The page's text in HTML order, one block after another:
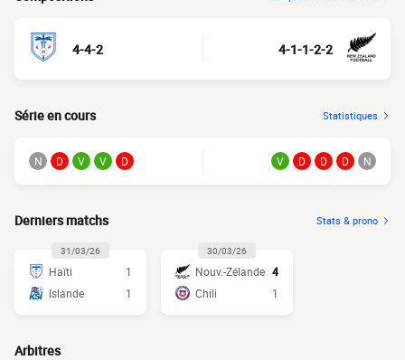
4-4-2 4-1-1-2-2
Série en cours Statistiques
N D V V D V D D D N
Derniers matchs Stats & prono
31/03/26
Haïti
1
Islande
1
30/03/26
Nouv.-Zélande 4
Chili
1
Arbitres